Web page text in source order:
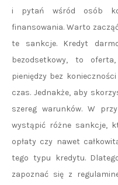
i pytań wśród osób
finansowania. Warto
te sankcje. Kredyt
bezodsetkowy, to
pieniędzy bez
czas. Jednakże, aby
szereg warunków. W
wystąpić różne sankcje,
opłaty czy nawet
tego typu kredytu.
zapoznać się z